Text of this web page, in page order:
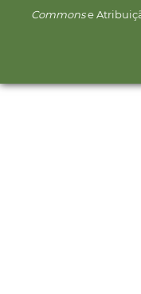
Commonse